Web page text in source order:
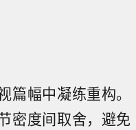
幅中凝练重构。
密度间取舍，避免